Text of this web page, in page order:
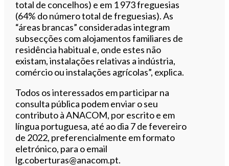
total de concelhos) e em 1 973 freguesias
(64% do número total de freguesias). As
“áreas brancas” consideradas integram
subsecções com alojamentos familiares de
residência habitual e, onde estes não
existam, instalações relativas a indústria,
comércio ou instalações agrícolas”, explica.
Todos os interessados em participar na
consulta pública podem enviar o seu
contributo à ANACOM, por escrito e em
língua portuguesa, até ao dia 7 de fevereiro
de 2022, preferencialmente em formato
eletrónico, para o email
lg.coberturas@anacom.pt.